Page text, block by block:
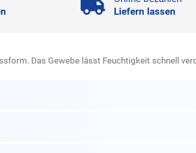
Liefern lassen
Das Gewebe lässt Feuchtigkeit schnell